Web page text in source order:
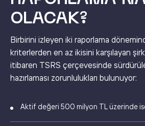
OLACAK?
Birbirini izleyen iki raporlama
kriterlerden en az ikisini karşılayan
itibaren TSRS çerçevesinde
hazırlaması zorunlulukları bulunuyor:
Aktif değeri 500 milyon TL üzerinde